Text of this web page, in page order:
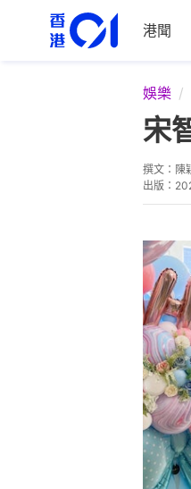
港聞
娛樂
宋
撰文： 陳
出版：